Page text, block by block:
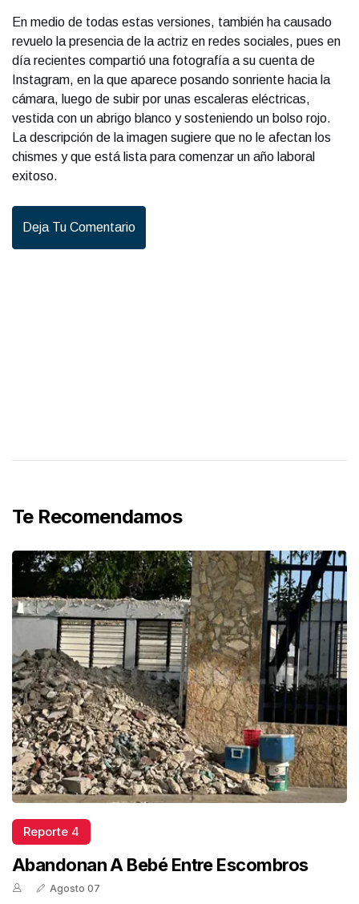
En medio de todas estas versiones, también ha causado
revuelo la presencia de la actriz en redes sociales, pues en
día recientes compartió una fotografía a su cuenta de
Instagram, en la que aparece posando sonriente hacia la
cámara, luego de subir por unas escaleras eléctricas,
vestida con un abrigo blanco y sosteniendo un bolso rojo.
La descripción de la imagen sugiere que no le afectan los
chismes y que está lista para comenzar un año laboral
exitoso.
Deja Tu Comentario
Te Recomendamos
Reporte 4
Abandonan A Bebé Entre Escombros
Agosto 07